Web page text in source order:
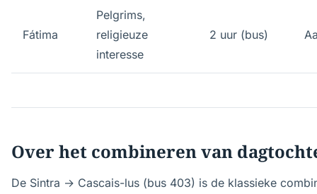
Fátima
Pelgrims,
religieuze
interesse
2 uur (bus)
Over het combineren van
De Sintra → Cascais-lus (bus 403) is de klassieke